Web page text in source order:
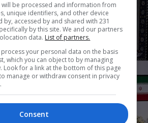
be processed and information from
unique identifiers, and other device
by, accessed by and shared with 231
by this site. We and our partners
data. List of partners.
your personal data on the basis
which you can object to by managing
Look for a link at the bottom of this page
manage or withdraw consent in privacy
Consent